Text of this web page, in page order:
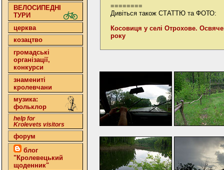
ВЕЛОСИПЕДНІ
ТУРИ
церква
козацтво
громадські
організації,
конкурси
знамениті
кролевчани
музика:
фольклор
help for
Krolevets visitors
форум
блог
"Кролевецький
щоденник"
========
Дивіться також СТАТТЮ та ФОТО:
Косовиця у селі Отрохове.
року